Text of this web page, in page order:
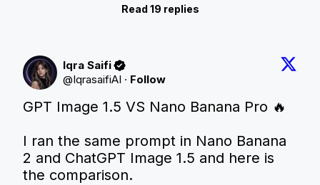
Read 19 replies
Iqra Saifi
@IqrasaifiAI · Follow
GPT Image 1.5 VS Nano Banana Pro 🔥
I ran the same prompt in Nano Banana
2 and ChatGPT Image 1.5 and here is
the comparison.